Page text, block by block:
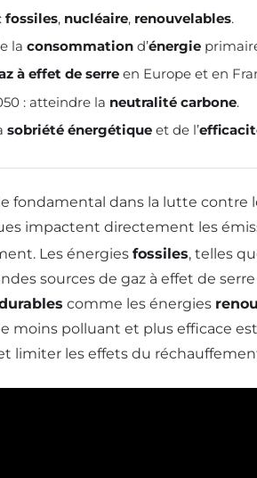
: fossiles, nucléaire, renouvelables.
la consommation d’énergie
à effet de serre en Europe et en
: atteindre la neutralité carbone.
sobriété énergétique et de l’
fondamental dans la lutte contre
impactent directement les
Les énergies fossiles, telles
sources de gaz à effet de
comme les énergies
moins polluant et plus efficace
limiter les effets du